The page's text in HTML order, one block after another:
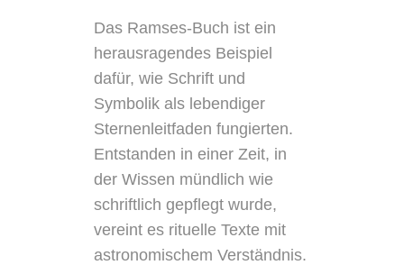
Das Ramses-Buch ist ein
herausragendes Beispiel
dafür, wie Schrift und
Symbolik als lebendiger
Sternenleitfaden fungierten.
Entstanden in einer Zeit, in
der Wissen mündlich wie
schriftlich gepflegt wurde,
vereint es rituelle Texte mit
astronomischem Verständnis.